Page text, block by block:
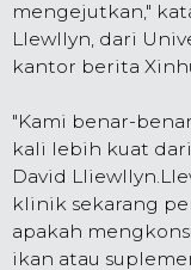
mengejutkan,"
Llewllyn, dari
kantor berita
"Kami benar-
kali lebih kuat
David
klinik sekarang
apakah
ikan atau